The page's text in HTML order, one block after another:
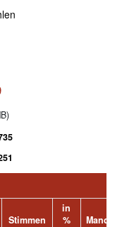
Stimmen
in
%
Mandate